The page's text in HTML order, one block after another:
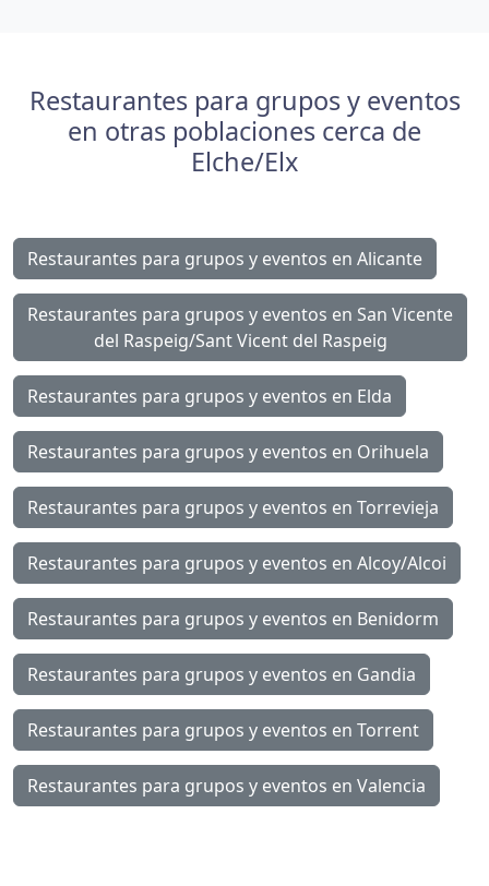
Restaurantes para grupos y eventos
en otras poblaciones cerca de
Elche/Elx
Restaurantes para grupos y eventos en Alicante
Restaurantes para grupos y eventos en San Vicente
del Raspeig/Sant Vicent del Raspeig
Restaurantes para grupos y eventos en Elda
Restaurantes para grupos y eventos en Orihuela
Restaurantes para grupos y eventos en Torrevieja
Restaurantes para grupos y eventos en Alcoy/Alcoi
Restaurantes para grupos y eventos en Benidorm
Restaurantes para grupos y eventos en Gandia
Restaurantes para grupos y eventos en Torrent
Restaurantes para grupos y eventos en Valencia